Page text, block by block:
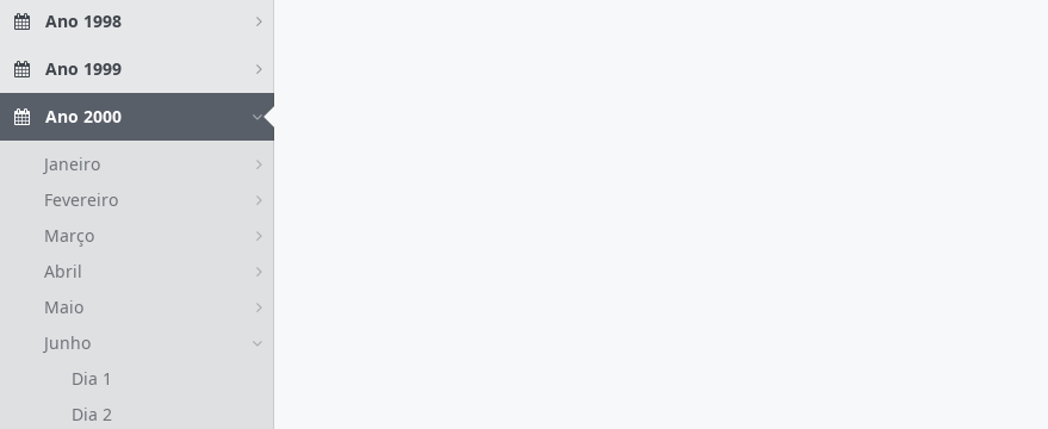
Ano 1998
Ano 1999
Ano 2000
Janeiro
Fevereiro
Março
Abril
Maio
Junho
Dia 1
Dia 2